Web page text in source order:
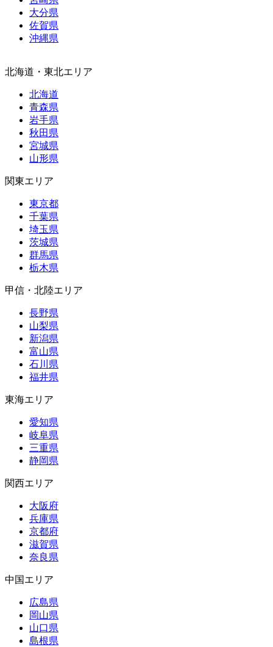
大分県
佐賀県
沖縄県
北海道・東北エリア
北海道
青森県
岩手県
秋田県
宮城県
山形県
関東エリア
東京都
千葉県
埼玉県
茨城県
群馬県
栃木県
甲信・北陸エリア
長野県
山梨県
新潟県
富山県
石川県
福井県
東海エリア
愛知県
岐阜県
三重県
静岡県
関西エリア
大阪府
兵庫県
京都府
滋賀県
奈良県
中国エリア
広島県
岡山県
山口県
島根県